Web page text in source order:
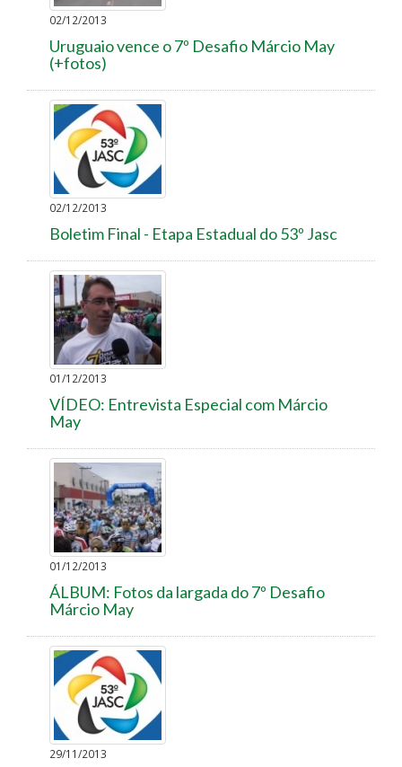
02/12/2013
Uruguaio vence o 7º Desafio Márcio May
(+fotos)
02/12/2013
Boletim Final - Etapa Estadual do 53º Jasc
01/12/2013
VÍDEO: Entrevista Especial com Márcio
May
01/12/2013
ÁLBUM: Fotos da largada do 7º Desafio
Márcio May
29/11/2013